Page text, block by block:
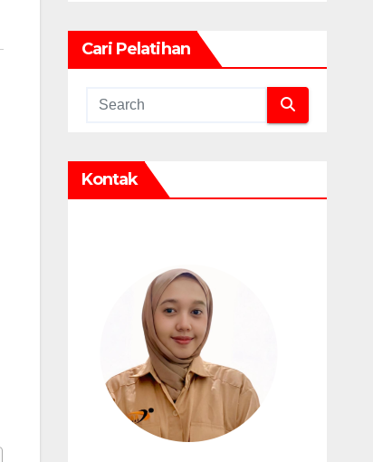
Cari Pelatihan
Kontak